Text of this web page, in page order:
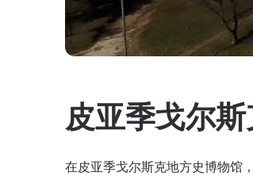
皮亚季戈尔
在皮亚季戈尔斯克地方史博物馆